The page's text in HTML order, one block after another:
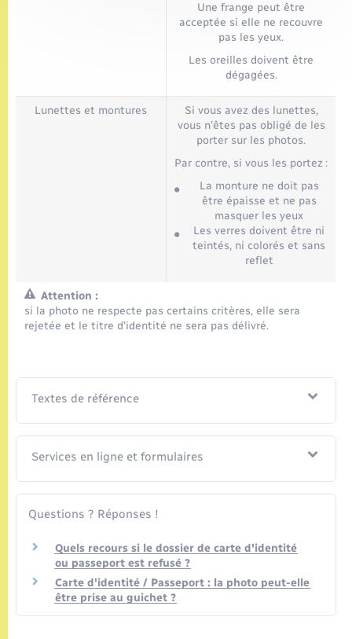
Une frange peut être
acceptée si elle ne recouvre
pas les yeux.
Les oreilles doivent être
dégagées.
Lunettes et montures
Si vous avez des lunettes,
vous n'êtes pas obligé de les
porter sur les photos.
Par contre, si vous les portez :
La monture ne doit pas
être épaisse et ne pas
masquer les yeux
Les verres doivent être ni
teintés, ni colorés et sans
reflet
Attention :
si la photo ne respecte pas certains critères, elle sera
rejetée et le titre d'identité ne sera pas délivré.
Textes de référence
Services en ligne et formulaires
Questions ? Réponses !
Quels recours si le dossier de carte d'identité
ou passeport est refusé ?
Carte d'identité / Passeport : la photo peut-elle
être prise au guichet ?